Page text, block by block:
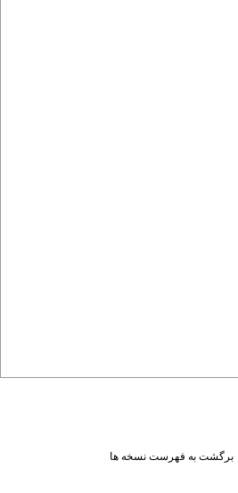
برگشت به فهرست نسخه ها